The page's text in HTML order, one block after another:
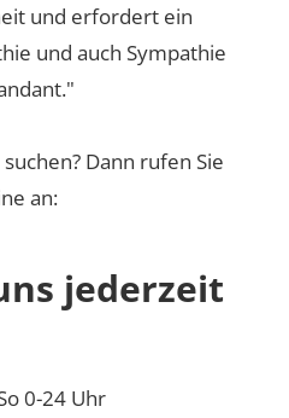
und erfordert ein
und auch Sympathie
Dann rufen Sie
an:
jederzeit
0-24 Uhr